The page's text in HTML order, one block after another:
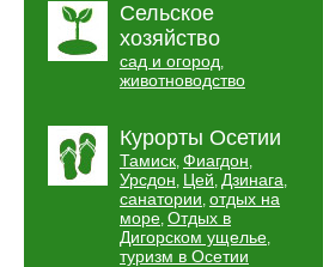
Сельское
хозяйство
сад и огород,
животноводство
Курорты Осетии
Тамиск, Фиагдон,
Урсдон, Цей, Дзинага,
санатории, отдых на
море, Отдых в
Дигорском ущелье,
туризм в Осетии